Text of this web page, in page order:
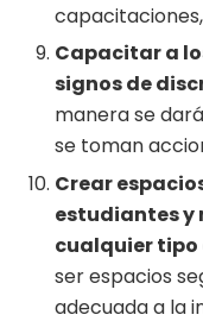
Capacitar a
signos de
manera se
se toman
Crear
estudiantes y
cualquier
ser espacios
adecuada a la